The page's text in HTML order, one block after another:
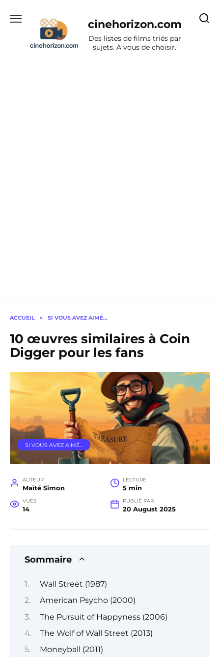
cinehorizon.com
Des listes de films triés par
sujets. À vous de choisir.
ACCUEIL » SI VOUS AVEZ AIMÉ…
10 œuvres similaires à Coin
Digger pour les fans
SI VOUS AVEZ AIMÉ…
AUTEUR
Maïté Simon
LECTURE
5 min
VUES
14
PUBLIÉ PAR
20 August 2025
Sommaire
Wall Street (1987)
American Psycho (2000)
The Pursuit of Happyness (2006)
The Wolf of Wall Street (2013)
Moneyball (2011)